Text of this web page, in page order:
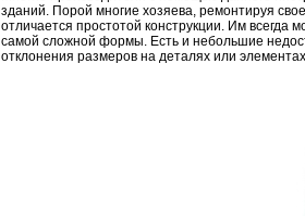
зданий. Порой многие хозяева, ремонтируя
отличается простотой конструкции. Им всегда
самой сложной формы. Есть и небольшие
отклонения размеров на деталях или